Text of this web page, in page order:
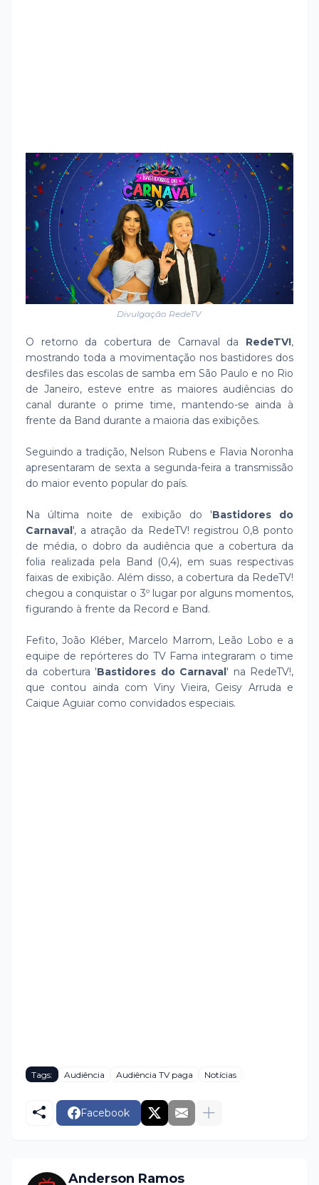
Divulgação RedeTV
O retorno da cobertura de Carnaval da RedeTV!,
mostrando toda a movimentação nos bastidores dos
desfiles das escolas de samba em São Paulo e no Rio
de Janeiro, esteve entre as maiores audiências do
canal durante o prime time, mantendo-se ainda à
frente da Band durante a maioria das exibições.
Seguindo a tradição, Nelson Rubens e Flavia Noronha
apresentaram de sexta a segunda-feira a transmissão
do maior evento popular do país.
Na última noite de exibição do 'Bastidores do
Carnaval', a atração da RedeTV! registrou 0,8 ponto
de média, o dobro da audiência que a cobertura da
folia realizada pela Band (0,4), em suas respectivas
faixas de exibição. Além disso, a cobertura da RedeTV!
chegou a conquistar o 3º lugar por alguns momentos,
figurando à frente da Record e Band.
Fefito, João Kléber, Marcelo Marrom, Leão Lobo e a
equipe de repórteres do TV Fama integraram o time
da cobertura 'Bastidores do Carnaval' na RedeTV!,
que contou ainda com Viny Vieira, Geisy Arruda e
Caique Aguiar como convidados especiais.
Tags: Audiência Audiência TV paga Notícias
Facebook
Anderson Ramos